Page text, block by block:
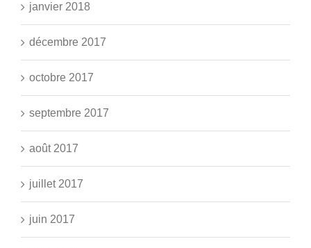
janvier 2018
décembre 2017
octobre 2017
septembre 2017
août 2017
juillet 2017
juin 2017